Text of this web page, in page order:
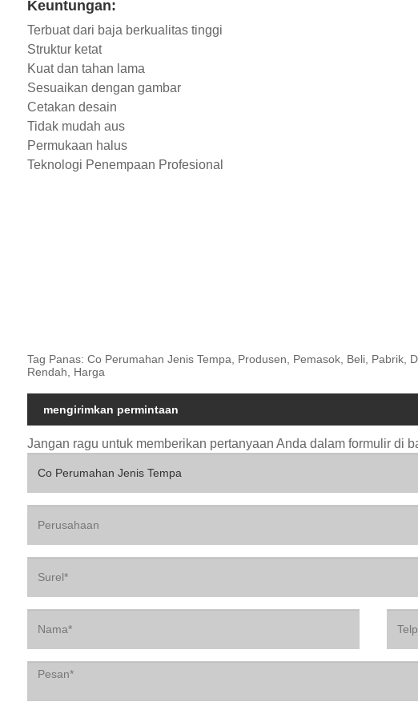
Keuntungan:
Terbuat dari baja berkualitas tinggi
Struktur ketat
Kuat dan tahan lama
Sesuaikan dengan gambar
Cetakan desain
Tidak mudah aus
Permukaan halus
Teknologi Penempaan Profesional
Tag Panas: Co Perumahan Jenis Tempa, Produsen, Pemasok, Beli, Pabrik,
Rendah, Harga
mengirimkan permintaan
Jangan ragu untuk memberikan pertanyaan Anda dalam formulir di